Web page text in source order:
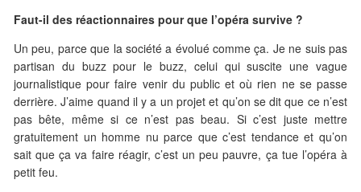
Faut-il des réactionnaires pour que l’opéra survive ?
Un peu, parce que la société a évolué comme ça. Je ne suis pas
partisan du buzz pour le buzz, celui qui suscite une vague
journalistique pour faire venir du public et où rien ne se passe
derrière. J’aime quand il y a un projet et qu’on se dit que ce n’est
pas bête, même si ce n’est pas beau. Si c’est juste mettre
gratuitement un homme nu parce que c’est tendance et qu’on
sait que ça va faire réagir, c’est un peu pauvre, ça tue l’opéra à
petit feu.